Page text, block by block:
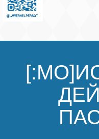
Сорау бирергә
Фикерләр
Файдалы